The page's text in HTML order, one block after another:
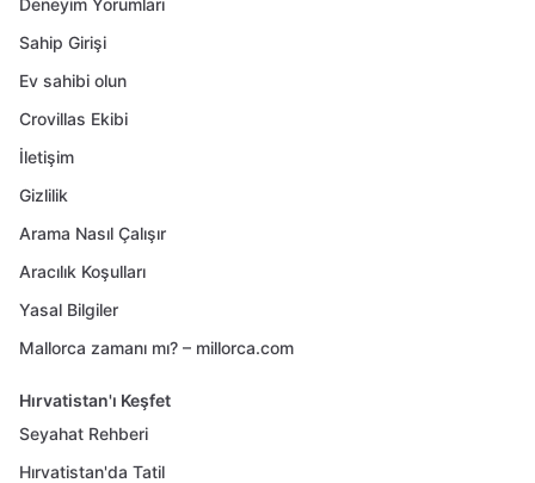
Deneyim Yorumları
Sahip Girişi
Ev sahibi olun
Crovillas Ekibi
İletişim
Gizlilik
Arama Nasıl Çalışır
Aracılık Koşulları
Yasal Bilgiler
Mallorca zamanı mı? – millorca.com
Hırvatistan'ı Keşfet
Seyahat Rehberi
Hırvatistan'da Tatil